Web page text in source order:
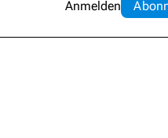
Anmelden Abo